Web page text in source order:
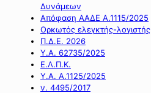
Δυνάμεων
Απόφαση ΑΑΔΕ Α.1115/2025
Ορκωτός ελεγκτής-λογιστής
Π.Δ.Ε. 2026
Υ.Α. 62735/2025
Ε.Λ.Π.Κ.
Υ.Α. Α.1125/2025
ν. 4495/2017